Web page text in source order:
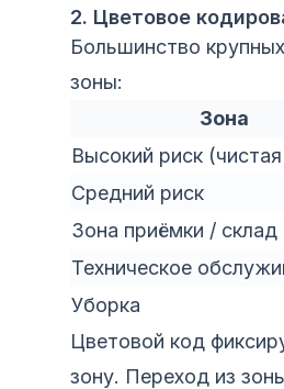
2. Цветовое
Большинство
зоны:
Зона
Высокий риск
Средний риск
Зона приёмки / склад
Техническое
Уборка
Цветовой код
зону. Переход из